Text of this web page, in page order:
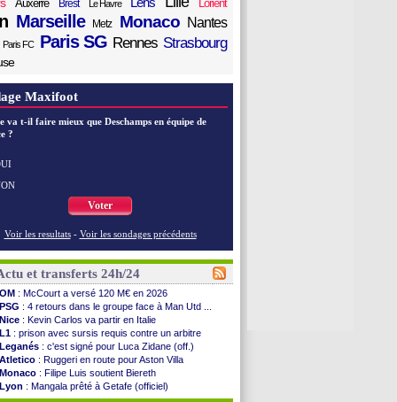
Auxerre Brest Le Havre Lorient
Marseille Metz Monaco Nantes
Paris FC Paris SG Rennes Strasbourg
Maxifoot
va t-il faire mieux que Deschamps en équipe de
?
Voter
Voir les resultats - Voir les sondages précédents
et transferts 24h/24
OM : McCourt a versé 120 M€ en 2026
PSG : 4 retours dans le groupe face à Man Utd ...
Nice : Kevin Carlos va partir en Italie
L1 : prison avec sursis requis contre un arbitre
Leganés : c'est signé pour Luca Zidane (off.)
Atletico : Ruggeri en route pour Aston Villa
Monaco : Filipe Luis soutient Biereth
Lyon : Mangala prêté à Getafe (officiel)
PSG: Nsoki va signer en Croatie